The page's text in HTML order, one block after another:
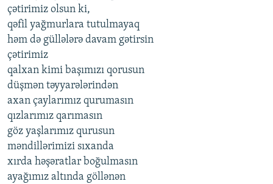
çətirimiz olsun ki,
qəfil yağmurlara tutulmayaq
həm də güllələrə davam gətirsin
çətirimiz
qalxan kimi başımızı qorusun
düşmən təyyarələrindən
axan çaylarımız qurumasın
qızlarımız qarımasın
göz yaşlarımız qurusun
məndillərimizi sıxanda
xırda həşəratlar boğulmasın
ayağımız altında göllənən